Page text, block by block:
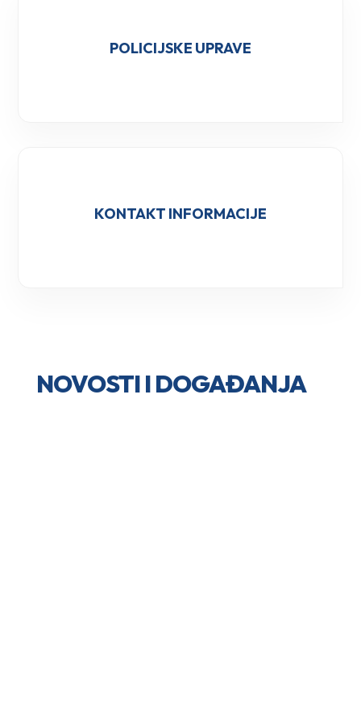
POLICIJSKE UPRAVE
KONTAKT INFORMACIJE
NOVOSTI I DOGAĐANJA